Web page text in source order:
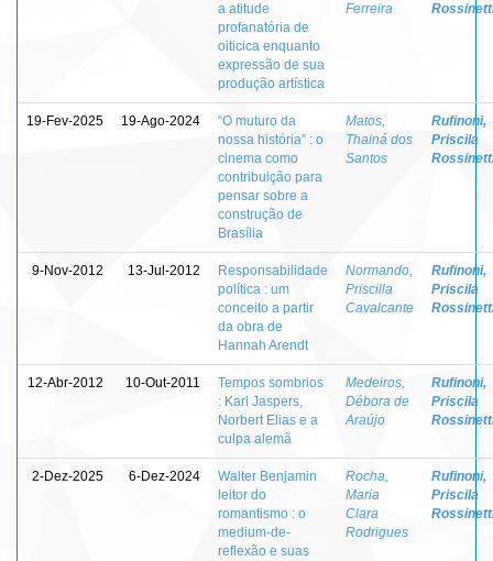
a atitude
profanatória de
oiticica enquanto
expressão de sua
produção artística
Ferreira
19-Fev-2025 19-Ago-2024
“O muturo da
nossa história” : o
cinema como
contribuição para
pensar sobre a
construção de
Brasília
Matos,
Thainá dos
Santos
Rufinoni,
Priscila
9-Nov-2012 13-Jul-2012
Responsabilidade
política : um
conceito a partir
da obra de
Hannah Arendt
Normando,
Priscilla
Cavalcante
Rufinoni,
Priscila
12-Abr-2012 10-Out-2011
Tempos sombrios
: Karl Jaspers,
Norbert Elias e a
culpa alemã
Medeiros,
Débora de
Araújo
Rufinoni,
Priscila
2-Dez-2025 6-Dez-2024
Walter Benjamin
leitor do
romantismo : o
medium-de-
reflexão e suas
Rocha,
Maria
Clara
Rodrigues
Rufinoni,
Priscila